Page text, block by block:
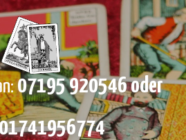
07195 920546 oder